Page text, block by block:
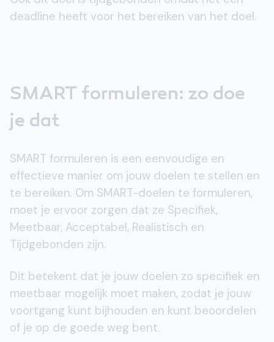
deadline heeft voor het bereiken van het doel.
SMART formuleren: zo doe
je dat
SMART formuleren is een eenvoudige en
effectieve manier om jouw doelen te stellen en
te bereiken. Om SMART-doelen te formuleren,
moet je ervoor zorgen dat ze Specifiek,
Meetbaar, Acceptabel, Realistisch en
Tijdgebonden zijn.
Dit betekent dat je jouw doelen zo specifiek en
meetbaar mogelijk moet maken, zodat je jouw
voortgang kunt bijhouden en kunt beoordelen
of je op de goede weg bent.